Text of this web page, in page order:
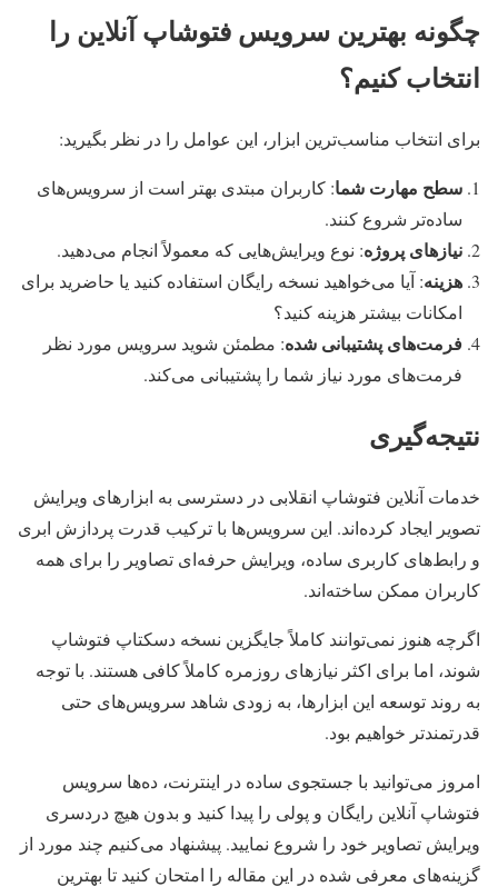
چگونه بهترین سرویس فتوشاپ آنلاین را
انتخاب کنیم؟
برای انتخاب مناسب‌ترین ابزار، این عوامل را در نظر بگیرید:
سطح مهارت شما: کاربران مبتدی بهتر است از سرویس‌های
ساده‌تر شروع کنند.
نیازهای پروژه: نوع ویرایش‌هایی که معمولاً انجام می‌دهید.
هزینه: آیا می‌خواهید نسخه رایگان استفاده کنید یا حاضرید برای
امکانات بیشتر هزینه کنید؟
فرمت‌های پشتیبانی شده: مطمئن شوید سرویس مورد نظر
فرمت‌های مورد نیاز شما را پشتیبانی می‌کند.
نتیجه‌گیری
خدمات آنلاین فتوشاپ انقلابی در دسترسی به ابزارهای ویرایش
تصویر ایجاد کرده‌اند. این سرویس‌ها با ترکیب قدرت پردازش ابری
و رابط‌های کاربری ساده، ویرایش حرفه‌ای تصاویر را برای همه
کاربران ممکن ساخته‌اند.
اگرچه هنوز نمی‌توانند کاملاً جایگزین نسخه دسکتاپ فتوشاپ
شوند، اما برای اکثر نیازهای روزمره کاملاً کافی هستند. با توجه
به روند توسعه این ابزارها، به زودی شاهد سرویس‌های حتی
قدرتمندتر خواهیم بود.
امروز می‌توانید با جستجوی ساده در اینترنت، ده‌ها سرویس
فتوشاپ آنلاین رایگان و پولی را پیدا کنید و بدون هیچ دردسری
ویرایش تصاویر خود را شروع نمایید. پیشنهاد می‌کنیم چند مورد از
گزینه‌های معرفی شده در این مقاله را امتحان کنید تا بهترین